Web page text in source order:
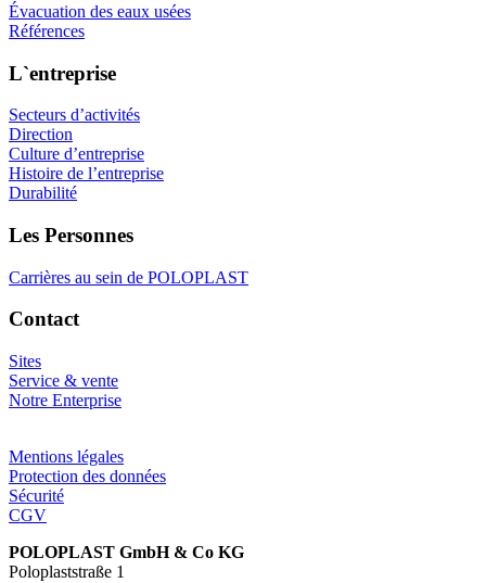
Évacuation des eaux usées
Références
L`entreprise
Secteurs d’activités
Direction
Culture d’entreprise
Histoire de l’entreprise
Durabilité
Les Personnes
Carrières au sein de POLOPLAST
Contact
Sites
Service & vente
Notre Enterprise
Mentions légales
Protection des données
Sécurité
CGV
POLOPLAST GmbH & Co KG
Poloplaststraße 1